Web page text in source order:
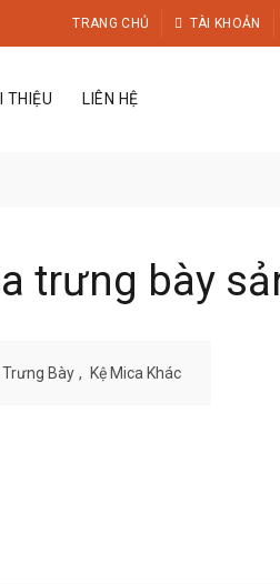
TRANG CHỦ TÀI KHOẢN
THIỆU LIÊN HỆ
trưng bày
Trưng Bày , Kệ Mica Khác